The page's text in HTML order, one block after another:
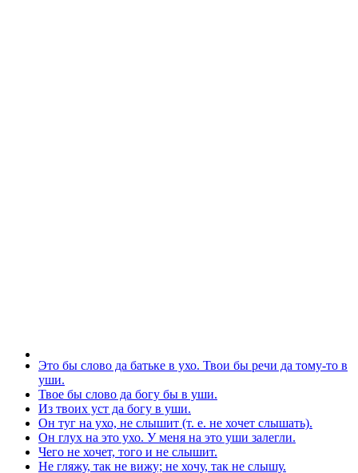
Это бы слово да батьке в ухо. Твои бы речи да тому-то в
уши.
Твое бы слово да богу бы в уши.
Из твоих уст да богу в уши.
Он туг на ухо, не слышит (т. е. не хочет слышать).
Он глух на это ухо. У меня на это уши залегли.
Чего не хочет, того и не слышит.
Не гляжу, так не вижу; не хочу, так не слышу.